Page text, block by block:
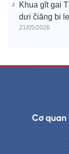
Khua gĭt gai
dưi čiăng bi
21/05/2026
Cơ quan